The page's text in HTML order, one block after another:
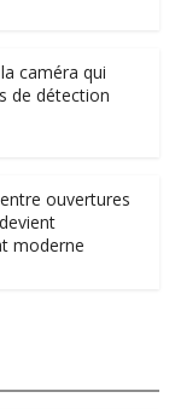
caméra qui
de détection
ouvertures
moderne